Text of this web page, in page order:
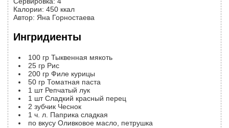
Калории: 450 ккал
Автор: Яна Горностаева
Ингридиенты
100 гр Тыквенная мякоть
25 гр Рис
200 гр Филе курицы
50 гр Томатная паста
1 шт Репчатый лук
1 шт Сладкий красный перец
2 зубчик Чеснок
1 ч. л. Паприка сладкая
по вкусу Оливковое масло, петрушка